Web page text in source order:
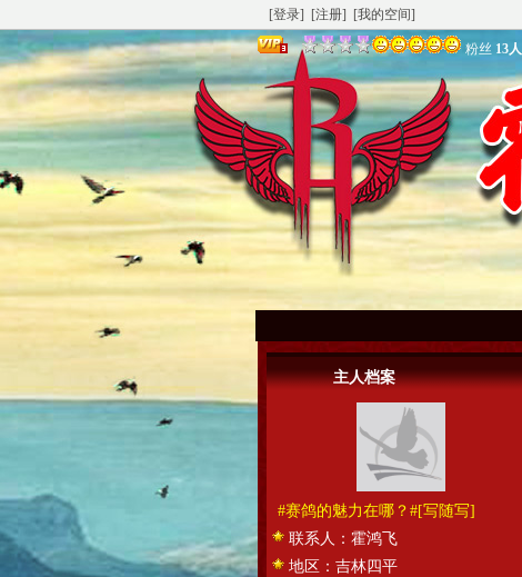
[登录] [注册] [我的空间]
粉丝 13人
主人档案
#赛鸽的魅力在哪？#[写随写]
联系人： 霍鸿飞
地区： 吉林四平